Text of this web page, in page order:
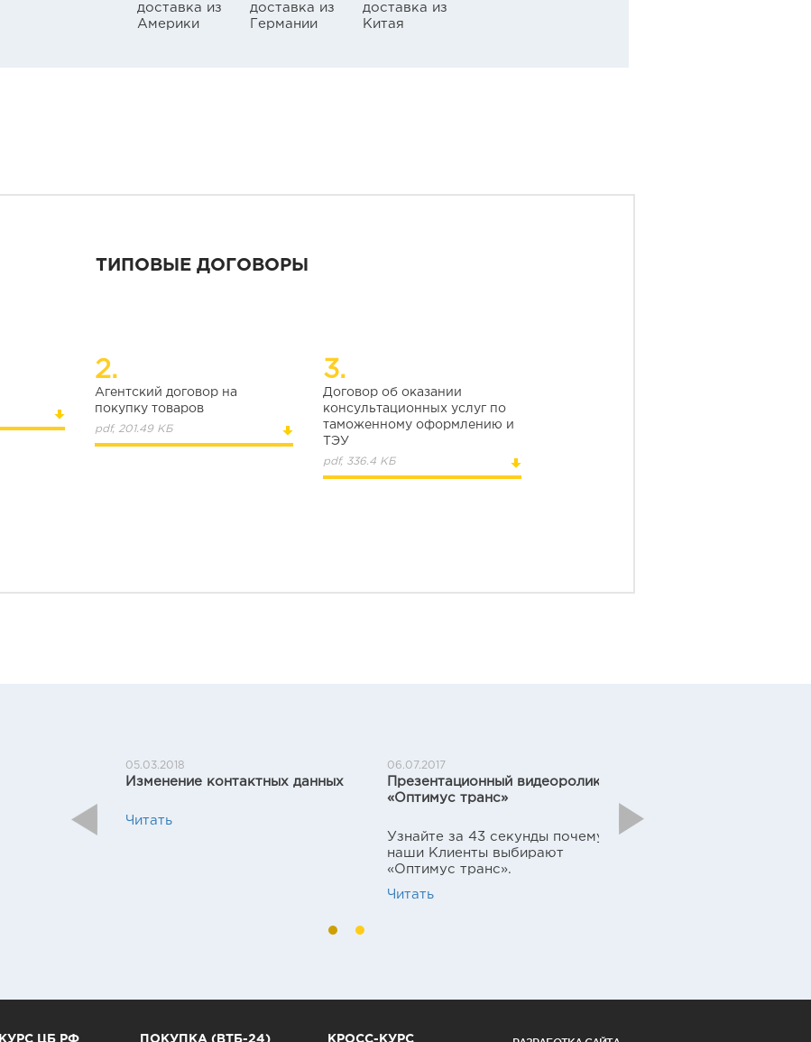
доставка из
Америки
доставка из
Германии
доставка из
Китая
ТИПОВЫЕ ДОГОВОРЫ
2.
Агентский договор на
покупку товаров
pdf, 201.49 КБ
3.
Договор об оказании
консультационных услуг по
таможенному оформлению и
ТЭУ
pdf, 336.4 КБ
Previous
05.03.2018
Изменение контактных данных
Читать
06.07.2017
Презентационный видеоролик
«Оптимус транс»
Узнайте за 43 секунды почему
наши Клиенты выбирают
«Оптимус транс».
Читать
Next
КУРС ЦБ РФ ПОКУПКА (ВТБ-24) КРОСС-КУРС